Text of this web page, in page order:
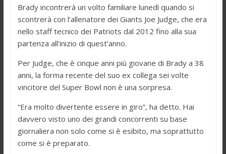
Brady incontrerà un volto familiare lunedì quando si
scontrerà con l’allenatore dei Giants Joe Judge, che era
nello staff tecnico dei Patriots dal 2012 fino alla sua
partenza all’inizio di quest’anno.
Per Judge, che è cinque anni più giovane di Brady a 38
anni, la forma recente del suo ex collega sei volte
vincitore del Super Bowl non è una sorpresa.
“Era molto divertente essere in giro”, ha detto. Hai
davvero visto uno dei grandi concorrenti su base
giornaliera non solo come si è esibito, ma soprattutto
come si è preparato.